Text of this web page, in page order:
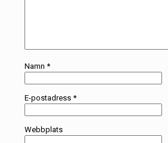
Namn *
E-postadress *
Webbplats